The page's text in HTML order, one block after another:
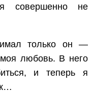
совершенно не
только он —
любовь. В него
и теперь я